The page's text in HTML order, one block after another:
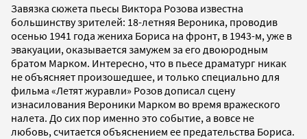
Завязка сюжета пьесы Виктора Розова известна
большинству зрителей: 18-летняя Вероника, проводив
осенью 1941 года жениха Бориса на фронт, в 1943-м, уже в
эвакуации, оказывается замужем за его двоюродным
братом Марком. Интересно, что в пьесе драматург никак
не объясняет произошедшее, и только специально для
фильма «Летят журавли» Розов дописал сцену
изнасилования Вероники Марком во время вражеского
налета. До сих пор именно это событие, а вовсе не
любовь, считается объяснением ее предательства Бориса.